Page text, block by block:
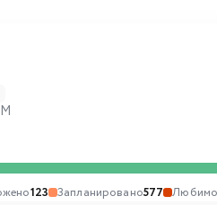
123 Запланировано577